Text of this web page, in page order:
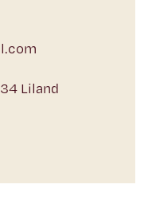
Liland